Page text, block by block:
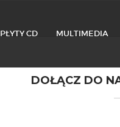
PŁYTY CD MULTIMEDIA
DOŁĄCZ DO